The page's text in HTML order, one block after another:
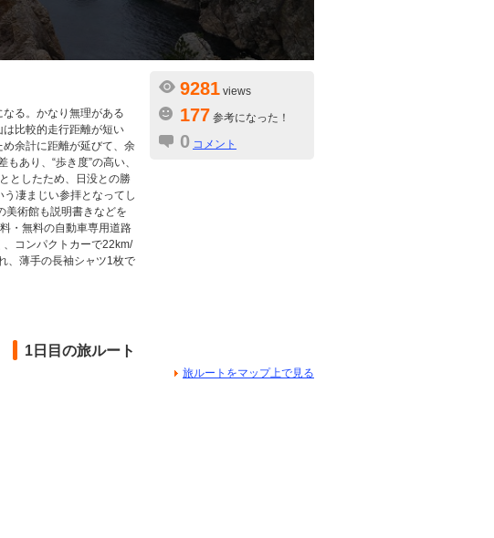
る。かなり無理がある
比較的走行距離が短い
余計に距離が延びて、余
あり、“歩き度”の高い、
としたため、日没との勝
凄まじい参拝となってし
術館も説明書きなどを
・無料の自動車専用道路
コンパクトカーで22km/
、薄手の長袖シャツ1枚で
9281 views
177 参考になった！
0 コメント
1日目の旅ルート
旅ルートをマップ上で見る